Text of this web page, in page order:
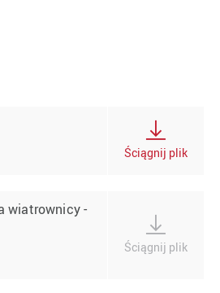
Ściągnij plik
wiatrownicy -
Ściągnij plik